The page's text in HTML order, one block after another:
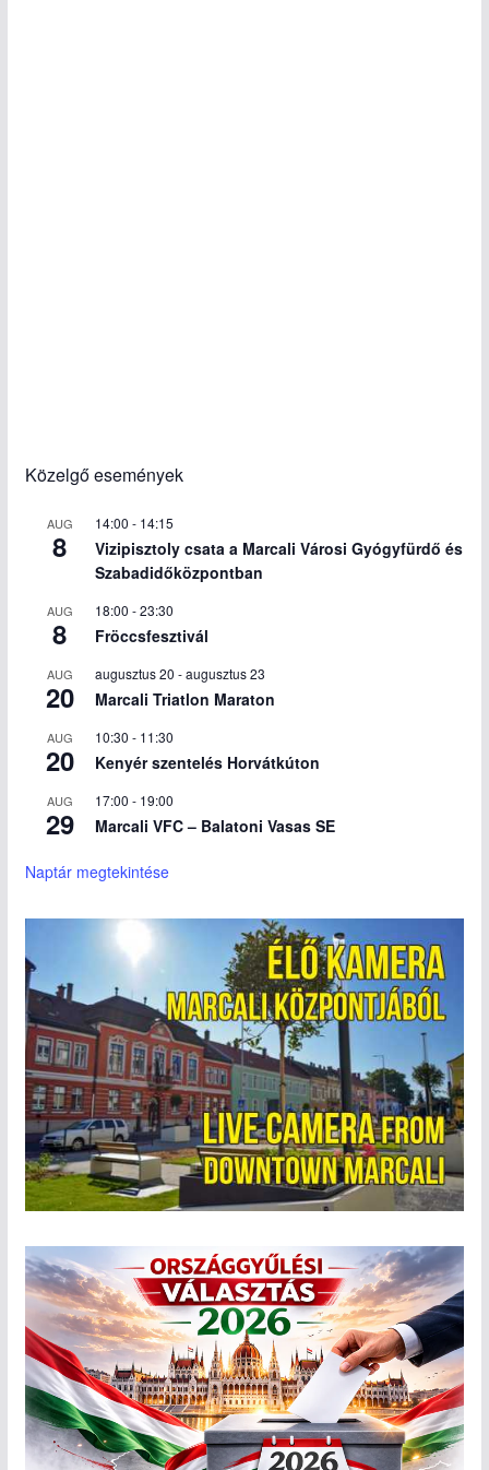
Közelgő események
AUG
8
14:00 - 14:15
Vizipisztoly csata a Marcali Városi Gyógyfürdő és
Szabadidőközpontban
AUG
8
18:00 -23:30
Fröccsfesztivál
AUG
20
augusztus 20 -augusztus 23
Marcali Triatlon Maraton
AUG
20
10:30 - 11:30
Kenyér szentelés Horvátkúton
AUG
29
17:00 - 19:00
Marcali VFC – Balatoni Vasas SE
Naptár megtekintése